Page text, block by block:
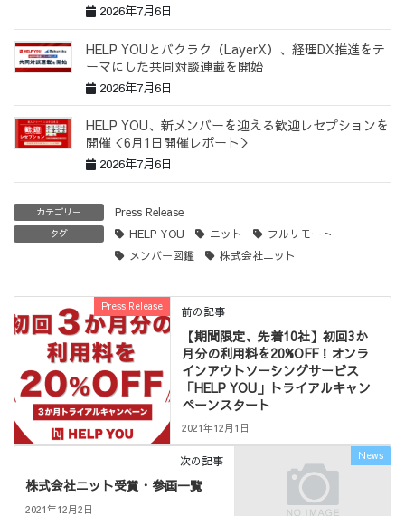
2026年7月6日
HELP YOUとバクラク（LayerX）、経理DX推進をテ
ーマにした共同対談連載を開始
2026年7月6日
HELP YOU、新メンバーを迎える歓迎レセプションを
開催＜6月1日開催レポート＞
2026年7月6日
カテゴリー Press Release
タグ HELP YOU ニット
フルリモート
メンバー図鑑
株式会社ニット
Press Release 前の記事
【期間限定、先着10社】初回3か
月分の利用料を20%OFF！オンラ
インアウトソーシングサービス
「HELP YOU」トライアルキャン
ペーンスタート
2021年12月1日
News
次の記事
株式会社ニット受賞・参画一覧
2021年12月2日